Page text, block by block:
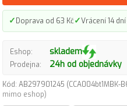
✓Doprava od 63 Kč✓Vrácení 14 dní
Eshop: skladem
Prodejna: 24h od objednávky
Kód: AB297901245 (CCA004bt1MBK-
mimo eshop)